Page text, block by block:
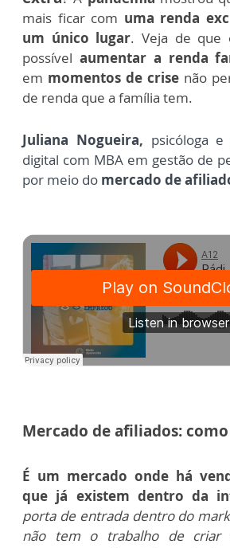
mais ficar com uma renda
um único lugar. Veja de que
possível aumentar a renda
em momentos de crise não
de renda que a família tem.
Juliana Nogueira, psicóloga
digital com MBA em gestão de
por meio do mercado de
Mercado de afiliados:
É um mercado onde há
que já existem dentro da
porta de entrada dentro do
não tem o trabalho de criar